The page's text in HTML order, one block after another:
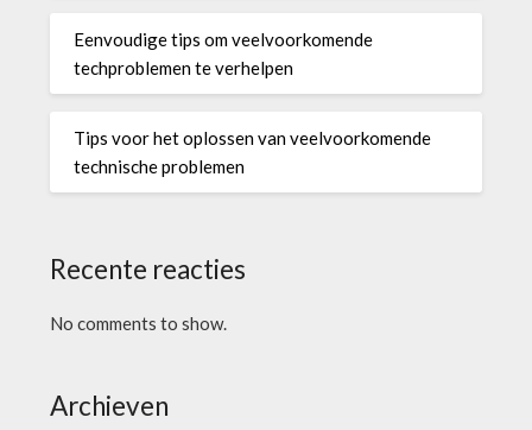
Eenvoudige tips om veelvoorkomende
techproblemen te verhelpen
Tips voor het oplossen van veelvoorkomende
technische problemen
Recente reacties
No comments to show.
Archieven